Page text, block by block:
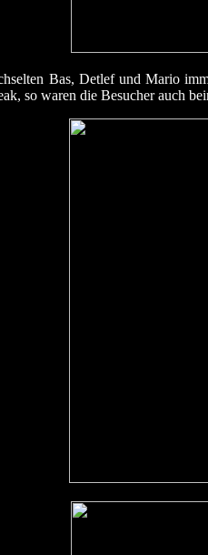
Bas, Detlef und Mario
so waren die Besucher auch